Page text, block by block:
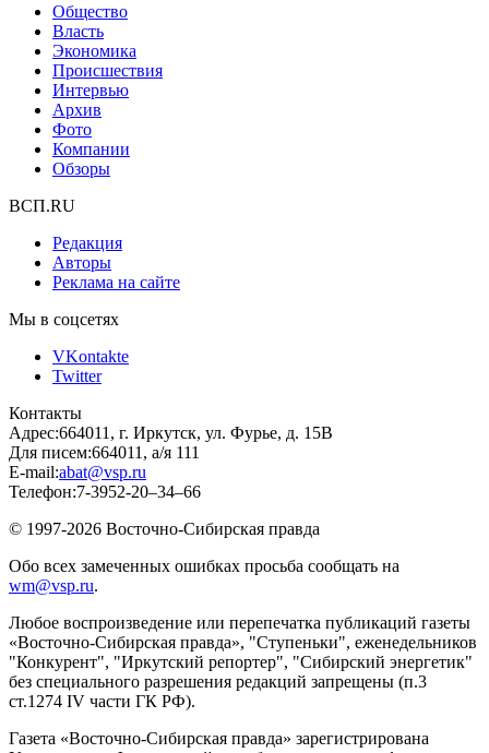
Общество
Власть
Экономика
Происшествия
Интервью
Архив
Фото
Компании
Обзоры
ВСП.RU
Редакция
Авторы
Реклама на сайте
Мы в соцсетях
VKontakte
Twitter
Контакты
Адрес:664011, г. Иркутск, ул. Фурье, д. 15В
Для писем:664011, а/я 111
E-mail:abat@vsp.ru
Телефон:7-3952-20–34–66
© 1997-2026 Восточно-Сибирская правда
Обо всех замеченных ошибках просьба сообщать на
wm@vsp.ru.
Любое воспроизведение или перепечатка публикаций газеты
«Восточно-Сибирская правда», "Ступеньки", еженедельников
"Конкурент", "Иркутский репортер", "Сибирский энергетик"
без специального разрешения редакций запрещены (п.3
ст.1274 IV части ГК РФ).
Газета «Восточно-Сибирская правда» зарегистрирована